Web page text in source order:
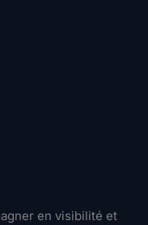
en visibilité et